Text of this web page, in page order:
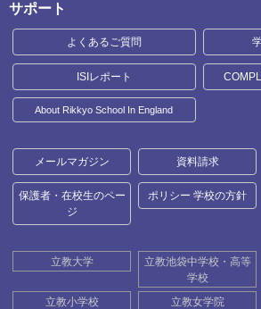
サポート
よくあるご質問
ISIレポート
About Rikkyo School In England
メールマガジン 資料請求
保護者・在校生のペー
ジ
ポリシー 学校の方針
立教大学
立教池袋中学校・高等
学校
立教小学校
立教女学院